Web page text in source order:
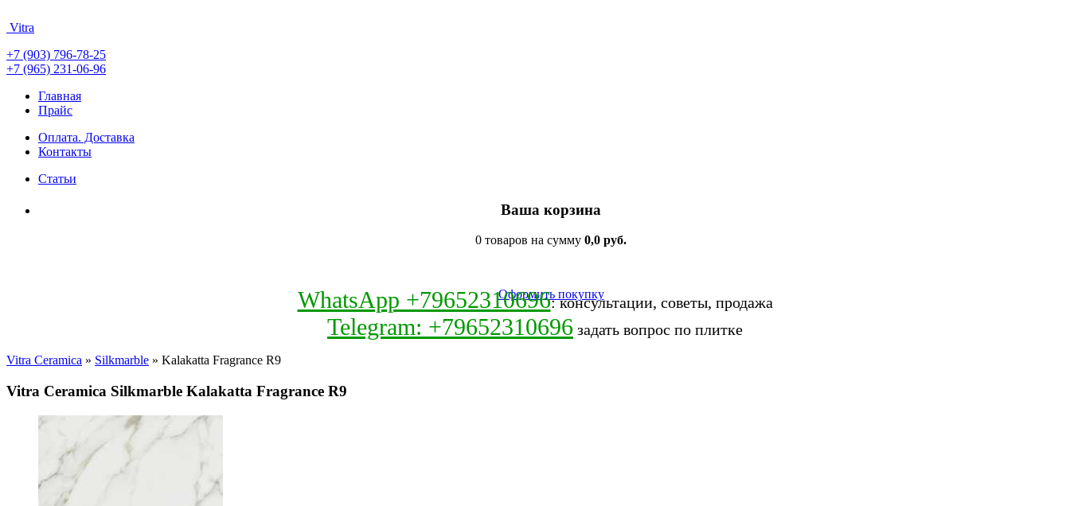
Vitra
+7 (903) 796-78-25
+7 (965) 231-06-96
Главная
Прайс
Оплата. Доставка
Контакты
Статьи
Ваша корзина
0 товаров на сумму 0,0 руб.
Оформить покупку
WhatsApp +79652310696: консультации, советы, продажа
Telegram: +79652310696 задать вопрос по плитке
Vitra Ceramica » Silkmarble » Kalakatta Fragrance R9
Vitra Ceramica Silkmarble Kalakatta Fragrance R9